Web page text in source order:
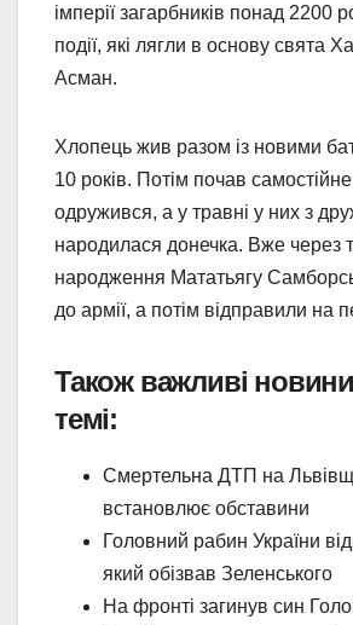
імперії загарбників понад 2200
події, які лягли в основу свята
Асман.
Хлопець жив разом із новими
10 років. Потім почав
одружився, а у травні у них з
народилася донечка. Вже через
народження Мататьягу
до армії, а потім відправили на
Також важливі
темі:
Смертельна ДТП на
встановлює обставини
Головний рабин України
який обізвав Зеленського
На фронті загинув син